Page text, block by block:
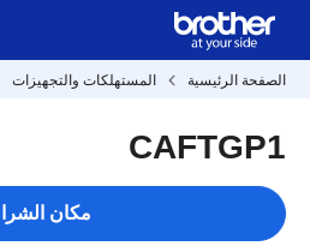
الصفحة الرئيسية المستهلكات والتجهيزات
CAFTGP1
مكان الشراء